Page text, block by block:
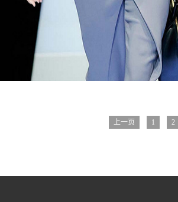
上一页 1 2